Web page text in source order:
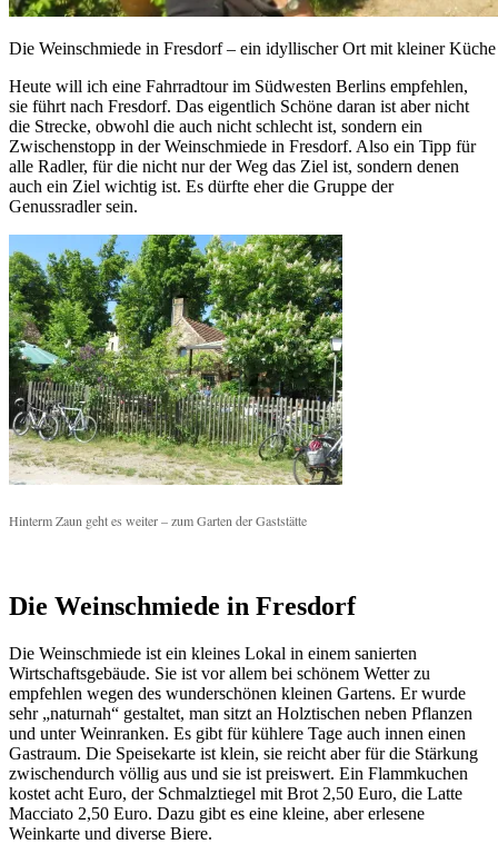
Die Weinschmiede in Fresdorf – ein idyllischer Ort mit kleiner Küche
Heute will ich eine Fahrradtour im Südwesten Berlins empfehlen,
sie führt nach Fresdorf. Das eigentlich Schöne daran ist aber nicht
die Strecke, obwohl die auch nicht schlecht ist, sondern ein
Zwischenstopp in der Weinschmiede in Fresdorf. Also ein Tipp für
alle Radler, für die nicht nur der Weg das Ziel ist, sondern denen
auch ein Ziel wichtig ist. Es dürfte eher die Gruppe der
Genussradler sein.
Hinterm Zaun geht es weiter – zum Garten der Gaststätte
Die Weinschmiede in Fresdorf
Die Weinschmiede ist ein kleines Lokal in einem sanierten
Wirtschaftsgebäude. Sie ist vor allem bei schönem Wetter zu
empfehlen wegen des wunderschönen kleinen Gartens. Er wurde
sehr „naturnah“ gestaltet, man sitzt an Holztischen neben Pflanzen
und unter Weinranken. Es gibt für kühlere Tage auch innen einen
Gastraum. Die Speisekarte ist klein, sie reicht aber für die Stärkung
zwischendurch völlig aus und sie ist preiswert. Ein Flammkuchen
kostet acht Euro, der Schmalztiegel mit Brot 2,50 Euro, die Latte
Macciato 2,50 Euro. Dazu gibt es eine kleine, aber erlesene
Weinkarte und diverse Biere.